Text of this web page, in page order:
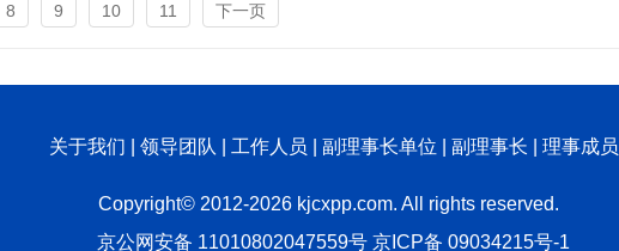
8 9 10 11 下一页
关于我们 领导团队 工作人员 副理事长单位 副理事长 理事成员
Copyright© 2012-2026 kjcxpp.com. All rights reserved.
京公网安备 11010802047559号京ICP备 09034215号-1